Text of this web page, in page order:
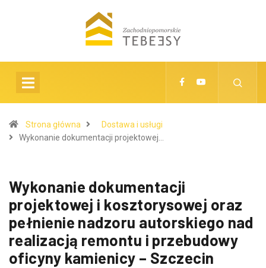
Strona główna
Dostawa i usługi
Wykonanie dokumentacji projektowej…
Wykonanie dokumentacji
projektowej i kosztorysowej oraz
pełnienie nadzoru autorskiego nad
realizacją remontu i przebudowy
oficyny kamienicy – Szczecin